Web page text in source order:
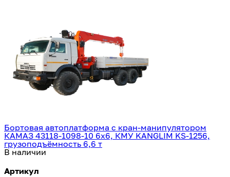
Бортовая автоплатформа с кран-манипулятором
КАМАЗ 43118-1098-10 6х6, КМУ KANGLIM KS-1256,
грузоподъёмность 6,6 т
В наличии
Артикул